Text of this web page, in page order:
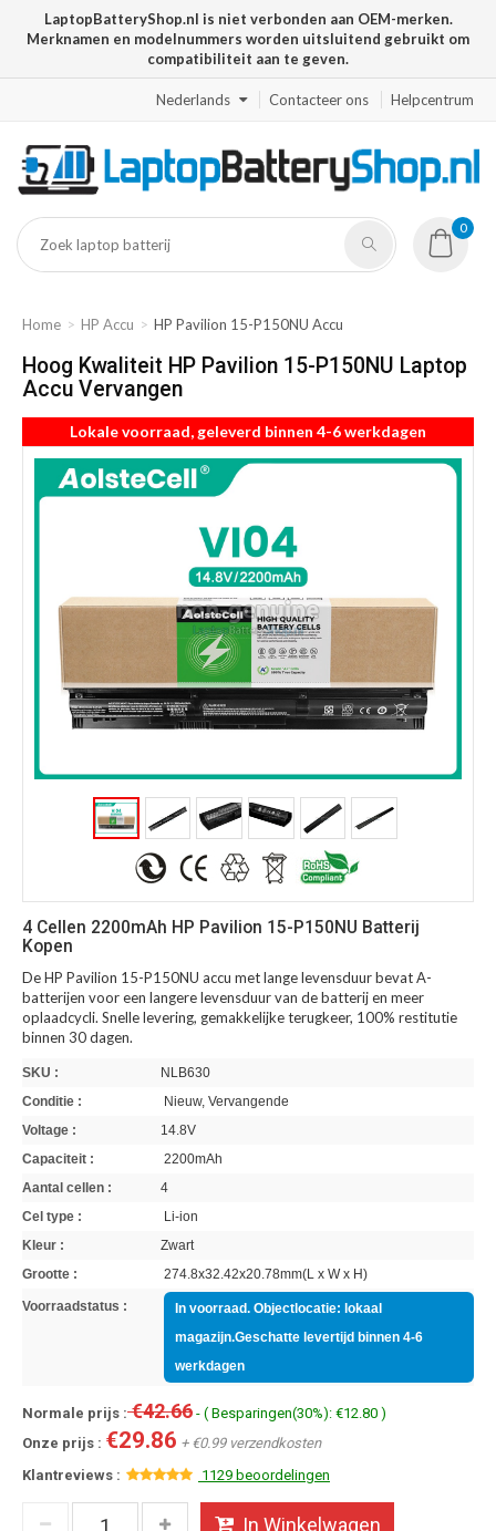
LaptopBatteryShop.nl is niet verbonden aan OEM-merken.
Merknamen en modelnummers worden uitsluitend gebruikt om
compatibiliteit aan te geven.
Nederlands Contacteer ons Helpcentrum
0
Home HP Accu HP Pavilion 15-P150NU Accu
Hoog Kwaliteit HP Pavilion 15-P150NU Laptop
Accu Vervangen
Lokale voorraad, geleverd binnen 4-6 werkdagen
4 Cellen 2200mAh HP Pavilion 15-P150NU Batterij
Kopen
De HP Pavilion 15-P150NU accu met lange levensduur bevat A-
batterijen voor een langere levensduur van de batterij en meer
oplaadcycli. Snelle levering, gemakkelijke terugkeer, 100% restitutie
binnen 30 dagen.
SKU :
NLB630
Conditie :
Nieuw, Vervangende
Voltage :
14.8V
Capaciteit :
2200mAh
Aantal cellen :
4
Cel type :
Li-ion
Kleur :
Zwart
Grootte :
274.8x32.42x20.78mm(L x W x H)
Voorraadstatus :
In voorraad. Objectlocatie: lokaal
magazijn.Geschatte levertijd binnen 4-6
werkdagen
Normale prijs :€42.66 - ( Besparingen(30%): €12.80 )
Onze prijs : €29.86 + €0.99 verzendkosten
Klantreviews :
1129 beoordelingen
In Winkelwagen